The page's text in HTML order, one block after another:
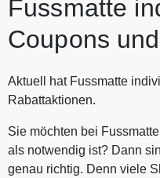
Fussmatte
Coupons
Aktuell hat Fussmatte
Rabattaktionen.
Sie möchten bei
als notwendig ist? Dann
genau richtig. Denn viele